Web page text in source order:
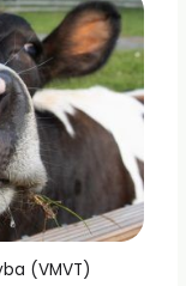
(VMVT)